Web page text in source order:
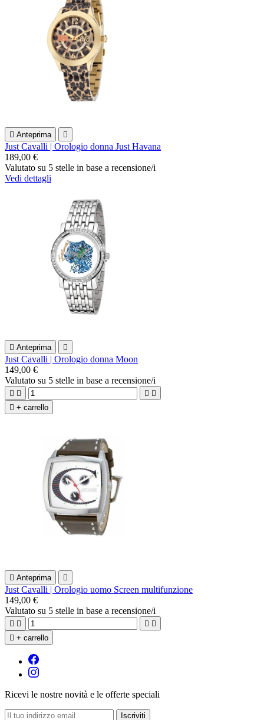
 Anteprima 
Just Cavalli | Orologio donna Just Havana
189,00 €
Valutato su 5 stelle in base a recensione/i
Vedi dettagli
 Anteprima 
Just Cavalli | Orologio donna Moon
149,00 €
Valutato su 5 stelle in base a recensione/i
   
 + carrello
 Anteprima 
Just Cavalli | Orologio uomo Screen multifunzione
149,00 €
Valutato su 5 stelle in base a recensione/i
   
 + carrello
Ricevi le nostre novità e le offerte speciali